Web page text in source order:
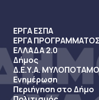
ΕΡΓΑ ΕΣΠΑ
ΕΡΓΑ
ΕΛΛΑΔΑ 2.0
Δήμος
Δ.Ε.Υ.Α.
Ενημέρωση
Περιήγηση στο Δήμο